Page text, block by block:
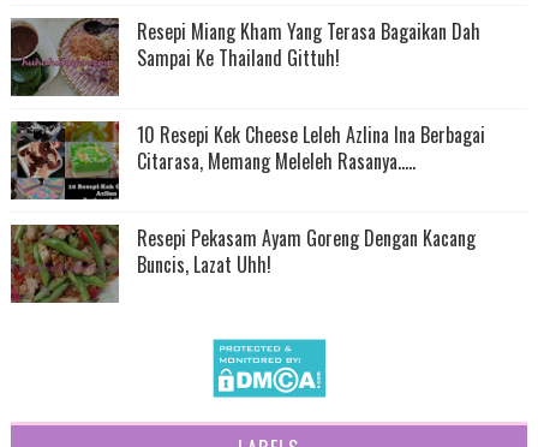
Resepi Miang Kham Yang Terasa Bagaikan Dah
Sampai Ke Thailand Gittuh!
10 Resepi Kek Cheese Leleh Azlina Ina Berbagai
Citarasa, Memang Meleleh Rasanya.....
Resepi Pekasam Ayam Goreng Dengan Kacang
Buncis, Lazat Uhh!